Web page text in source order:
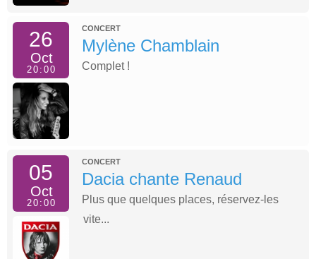
26
Oct
20:00
CONCERT
Mylène Chamblain
Complet !
05
Oct
20:00
CONCERT
Dacia chante Renaud
Plus que quelques places, réservez-les
vite...